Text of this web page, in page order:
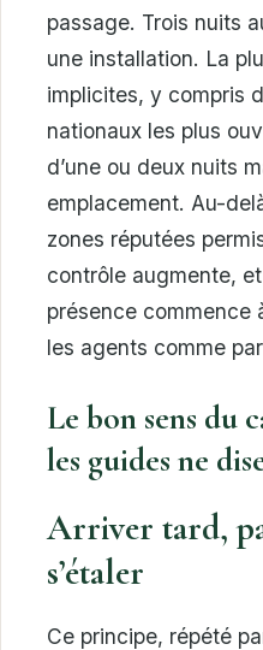
passage. Trois nuits
une installation. La
implicites, y compris
nationaux les plus
d’une ou deux nuits
emplacement. Au-
zones réputées
contrôle augmente,
présence commence
les agents comme
Le bon sens du
les guides ne
Arriver tard,
s’étaler
Ce principe, répété